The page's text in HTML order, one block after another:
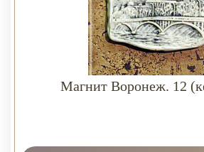
Магнит Воронеж. 12